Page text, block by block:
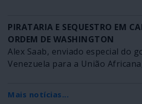
PIRATARIA E SEQUESTRO EM
ORDEM DE WASHINGTON
Alex Saab, enviado especial do
Venezuela para a União
Mais notícias...